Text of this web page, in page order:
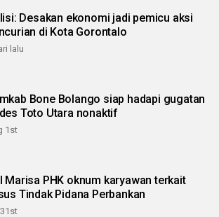
Desakan ekonomi jadi pemicu aksi
di Kota Gorontalo
lalu
Bone Bolango siap hadapi gugatan
Toto Utara nonaktif
1st
Marisa PHK oknum karyawan terkait
Tindak Pidana Perbankan